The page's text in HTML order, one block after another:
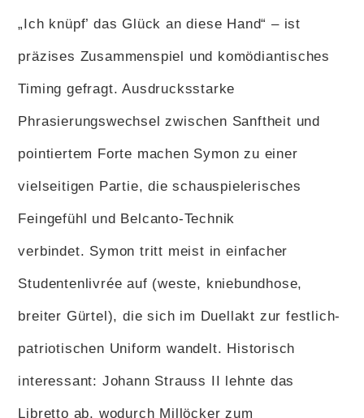
„Ich knüpf’ das Glück an diese Hand“ – ist
präzises Zusammenspiel und komödiantisches
Timing gefragt. Ausdrucksstarke
Phrasierungswechsel zwischen Sanftheit und
pointiertem Forte machen Symon zu einer
vielseitigen Partie, die schauspielerisches
Feingefühl und Belcanto-Technik
verbindet. Symon tritt meist in einfacher
Studenten­livrée auf (weste, knie­bundhose,
breiter Gürtel), die sich im Duellakt zur festlich-
patriotischen Uniform wandelt. Historisch
interessant: Johann Strauss II lehnte das
Libretto ab, wodurch Millöcker zum